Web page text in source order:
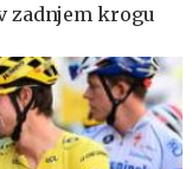
zadnjem krogu